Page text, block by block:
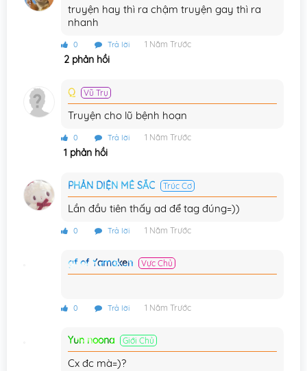
Chương 49 31/12/2024
Chương 47
Chương 45
Chương 44
Chương 42
Chương 39
Chương 36 31/12/2024
truyện hay thì ra chậm truyện gay thì ra
nhanh
0 Trả lời 1 Năm Trước
2 phản hồi
Q Vũ Trụ
Truyện cho lũ bệnh hoạn
0 Trả lời 1 Năm Trước
1 phản hồi
PHẢN DIỆN MÊ SẮC Trúc Cơ
Lần đầu tiên thấy ad để tag đúng=))
0 Trả lời 1 Năm Trước
gf of Yamaken Vực Chủ
0 Trả lời 1 Năm Trước
Yun noona Giới Chủ
Cx đc mà=)?